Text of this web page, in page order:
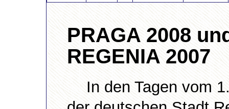
PRAGA 2008
REGENIA 2007
In den Tagen vom